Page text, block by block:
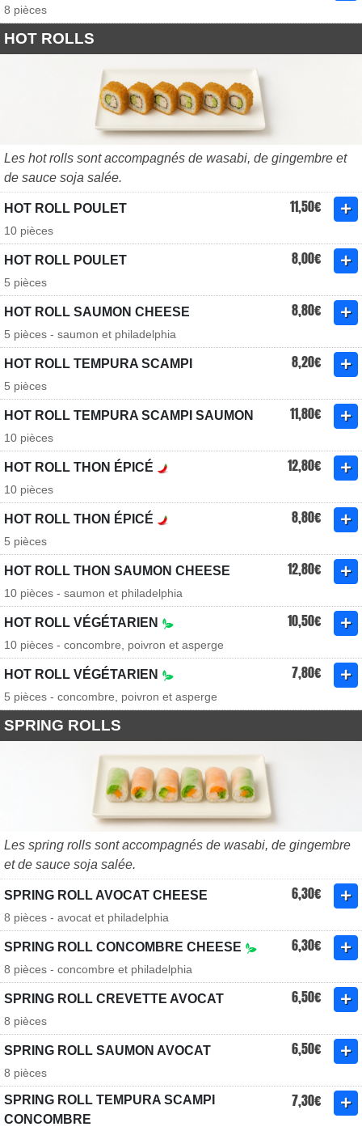
8 pièces
HOT ROLLS
Les hot rolls sont accompagnés de wasabi, de gingembre et
de sauce soja salée.
HOT ROLL POULET 11,50€
10 pièces
HOT ROLL POULET 8,00€
5 pièces
HOT ROLL SAUMON CHEESE 8,80€
5 pièces - saumon et philadelphia
HOT ROLL TEMPURA SCAMPI 8,20€
5 pièces
HOT ROLL TEMPURA SCAMPI SAUMON 11,80€
10 pièces
HOT ROLL THON ÉPICÉ 12,80€
10 pièces
HOT ROLL THON ÉPICÉ 8,80€
5 pièces
HOT ROLL THON SAUMON CHEESE 12,80€
10 pièces - saumon et philadelphia
HOT ROLL VÉGÉTARIEN 10,50€
10 pièces - concombre, poivron et asperge
HOT ROLL VÉGÉTARIEN 7,80€
5 pièces - concombre, poivron et asperge
SPRING ROLLS
Les spring rolls sont accompagnés de wasabi, de gingembre
et de sauce soja salée.
SPRING ROLL AVOCAT CHEESE 6,30€
8 pièces - avocat et philadelphia
SPRING ROLL CONCOMBRE CHEESE 6,30€
8 pièces - concombre et philadelphia
SPRING ROLL CREVETTE AVOCAT 6,50€
8 pièces
SPRING ROLL SAUMON AVOCAT 6,50€
8 pièces
SPRING ROLL TEMPURA SCAMPI
CONCOMBRE
7,30€